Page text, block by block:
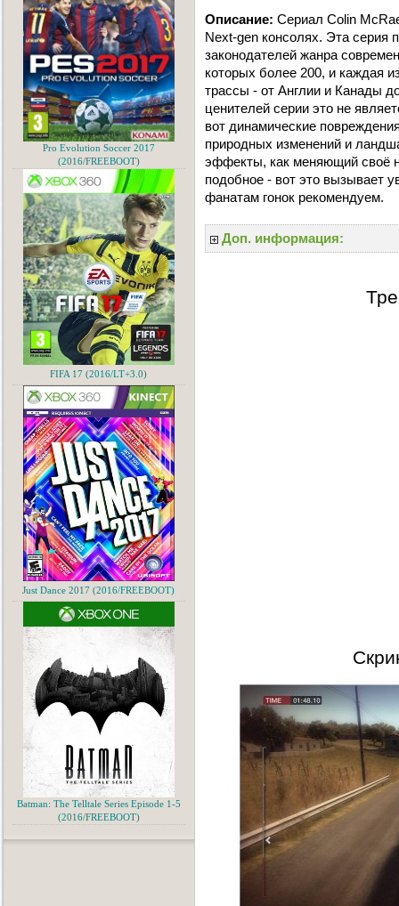
Описание: Сериал Colin
Next-gen консолях. Эта серия
законодателей жанра
которых более 200, и каждая
трассы - от Англии и Канады
ценителей серии это не
вот динамические
природных изменений и
эффекты, как меняющий своё
подобное - вот это вызывает
фанатам гонок рекомендуем.
Доп. информация:
Pro Evolution Soccer 2017
(2016/FREEBOOT)
FIFA 17 (2016/LT+3.0)
Just Dance 2017 (2016/FREEBOOT)
Batman: The Telltale Series Episode 1-5
(2016/FREEBOOT)